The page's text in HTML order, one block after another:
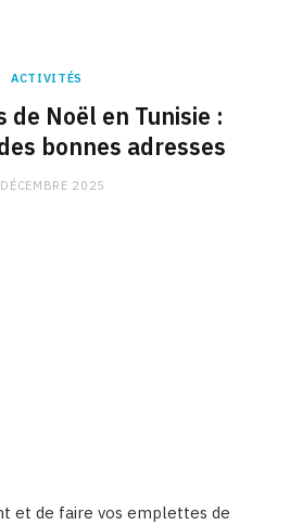
ACTIVITÉS
de Noël en Tunisie :
bonnes adresses
2025
et de faire vos emplettes de